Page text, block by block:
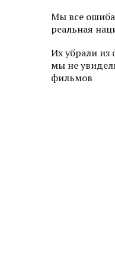
Мы все
реальная
Их убрали из
мы не
фильмов